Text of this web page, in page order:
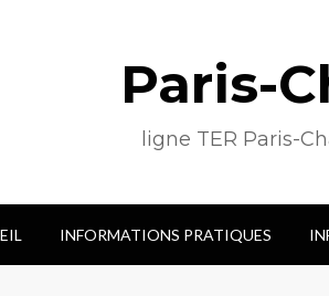
Paris-
ligne TER Paris-
INFORMATIONS PRATIQUES